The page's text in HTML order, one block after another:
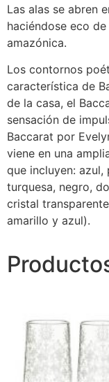
Las alas se abren
haciéndose eco
amazónica.
Los contornos
característica de
de la casa, el
sensación de
Baccarat por
viene en una
que incluyen:
turquesa, negro,
cristal
amarillo y azul).